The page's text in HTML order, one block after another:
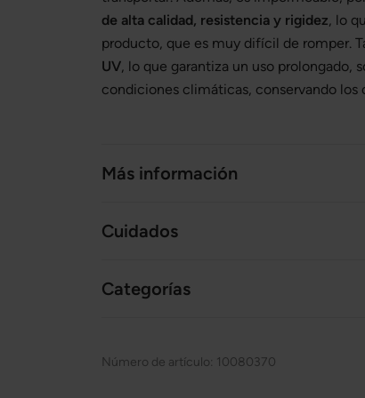
de alta calidad, resistencia y rigidez, lo
producto, que es muy difícil de romper.
UV, lo que garantiza un uso prolongado,
condiciones climáticas, conservando los
Más información
Cuidados
Categorías
Número de artículo: 10080370